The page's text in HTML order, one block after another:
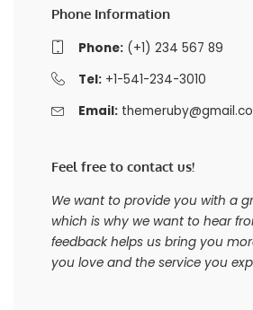
Phone Information
Phone:(+1) 234 567 89
Tel:+1-541-234-3010
Email:
Feel free to contact us!
We want to provide you with a
which is why we want to hear
feedback helps us bring you
you love and the service you